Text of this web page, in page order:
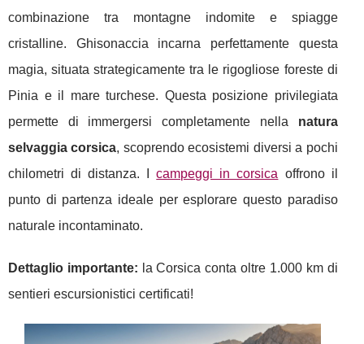
combinazione tra montagne indomite e spiagge
cristalline. Ghisonaccia incarna perfettamente questa
magia, situata strategicamente tra le rigogliose foreste di
Pinia e il mare turchese. Questa posizione privilegiata
permette di immergersi completamente nella natura
selvaggia corsica, scoprendo ecosistemi diversi a pochi
chilometri di distanza. Icampeggi in corsica offrono il
punto di partenza ideale per esplorare questo paradiso
naturale incontaminato.
Dettaglio importante: la Corsica conta oltre 1.000 km di
sentieri escursionistici certificati!